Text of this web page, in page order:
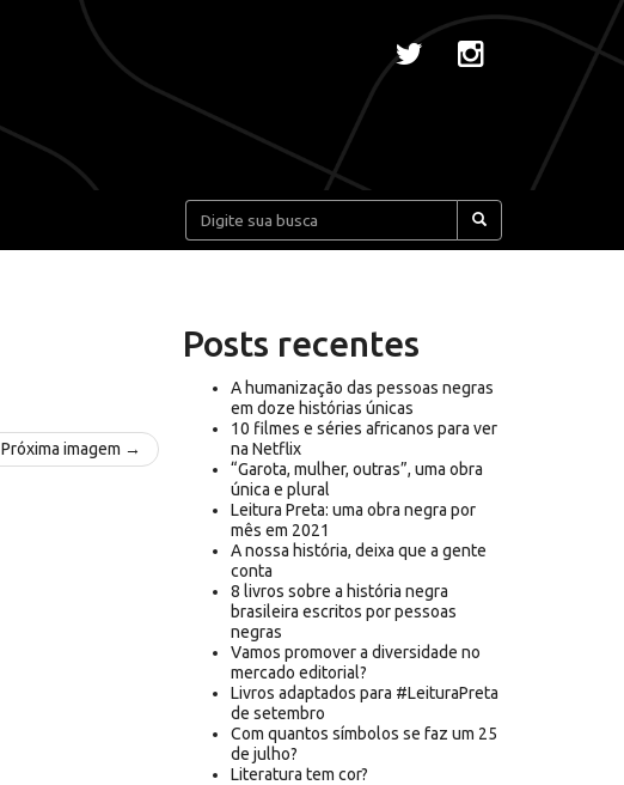
Pesquisar:
Próxima imagem →
Posts recentes
A humanização das pessoas negras
em doze histórias únicas
10 filmes e séries africanos para ver
na Netflix
“Garota, mulher, outras”, uma obra
única e plural
Leitura Preta: uma obra negra por
mês em 2021
A nossa história, deixa que a gente
conta
8 livros sobre a história negra
brasileira escritos por pessoas
negras
Vamos promover a diversidade no
mercado editorial?
Livros adaptados para #LeituraPreta
de setembro
Com quantos símbolos se faz um 25
de julho?
Literatura tem cor?